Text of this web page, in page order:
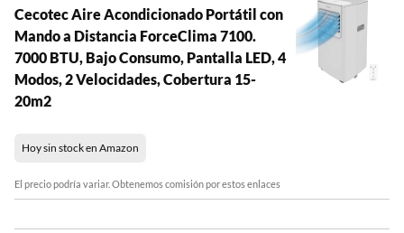
Cecotec Aire Acondicionado Portátil con
Mando a Distancia ForceClima 7100.
7000 BTU, Bajo Consumo, Pantalla LED, 4
Modos, 2 Velocidades, Cobertura 15-
20m2
Hoy sin stock en Amazon
El precio podría variar. Obtenemos comisión por estos enlaces